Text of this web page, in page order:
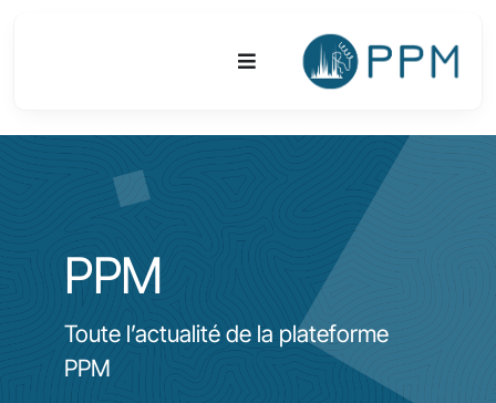
Toggle
Navigation
Equipements & Technologies
R&D
PPM
Toute l’actualité de la plateforme
PPM